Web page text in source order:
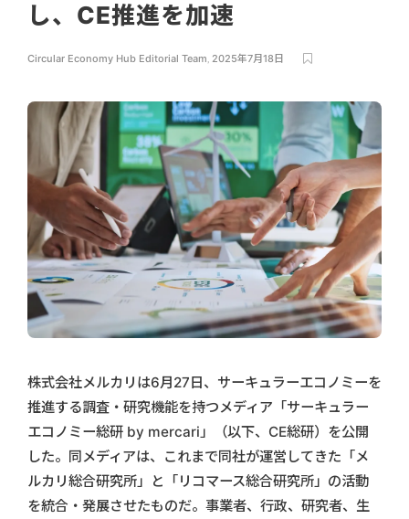
し、CE推進を加速
Circular Economy Hub Editorial Team, 2025年7月18日
株式会社メルカリは6月27日、サーキュラーエコノミーを
推進する調査・研究機能を持つメディア「サーキュラー
エコノミー総研 by mercari」（以下、CE総研）を公開
した。同メディアは、これまで同社が運営してきた「メ
ルカリ総合研究所」と「リコマース総合研究所」の活動
を統合・発展させたものだ。事業者、行政、研究者、生